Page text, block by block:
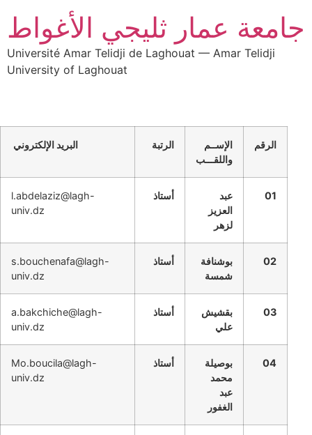
جامعة عمار ثليجي الأغواط
Université Amar Telidji de Laghouat — Amar Telidji
University of Laghouat
البريد الإلكتروني الرتبة
الإســم
واللقـــب
الرقم
l.abdelaziz@lagh-
univ.dz
أستاذ
عبد
العزيز
لزهر
01
s.bouchenafa@lagh-
univ.dz
أستاذ
بوشنافة
شمسة
02
a.bakchiche@lagh-
univ.dz
أستاذ
بقشيش
علي
03
Mo.boucila@lagh-
univ.dz
أستاذ
بوصيلة
محمد
عبد
الغفور
04